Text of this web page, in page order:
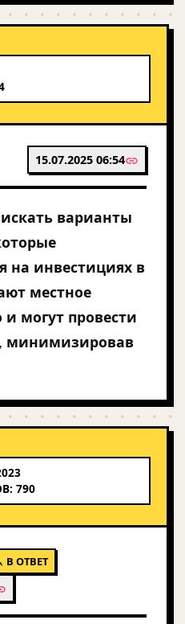
15.07.2025 06:54
варианты
на инвестициях в
местное
и могут провести
минимизировав
790
В ОТВЕТ